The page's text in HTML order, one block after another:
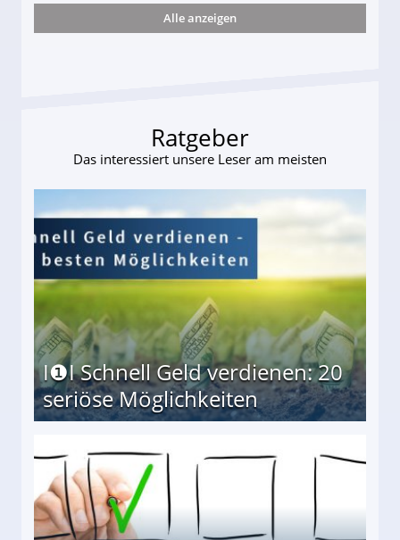
und wie viel?
Alle anzeigen
Ratgeber
Das interessiert unsere Leser am meisten
I❶I Schnell Geld verdienen: 20
seriöse Möglichkeiten